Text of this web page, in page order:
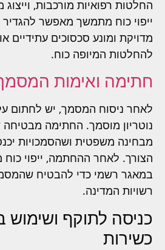
החלטות רפואיות מורכבות,
ייפוי כוח מתמשך מאפשר
מדויקת ומונע סכסוכים עתידיים
להחלטות המיופה כוח.
חתימה ואימות
לאחר ניסוח המסמך, יש לחתום
נוטריון מוסמך. החתימה
מבחינה משפטית ושהסמכויות
הצורך. לאחר ההחתמה, ייפוי
במאגר רשמי כדי להבטיח
רשויות המדינה.
כניסה לתוקף
כשירות